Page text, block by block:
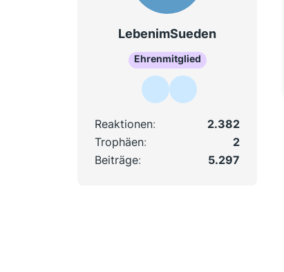
LebenimSueden
Ehrenmitglied
Reaktionen
2.382
Trophäen
2
Beiträge
5.297